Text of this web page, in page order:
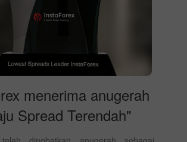
menerima anugerah
Spread Terendah"